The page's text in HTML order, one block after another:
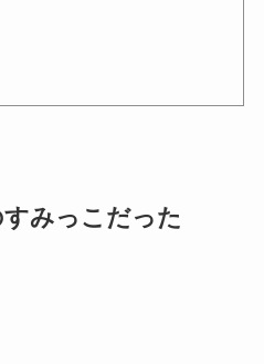
みっこだった